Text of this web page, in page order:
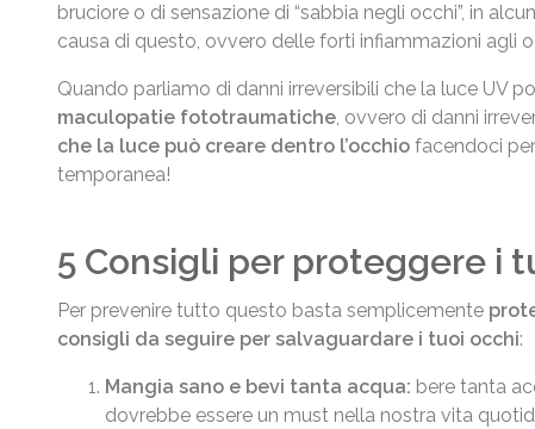
bruciore o di sensazione di “sabbia negli occhi”, in
causa di questo, ovvero delle forti infiammazioni agli
Quando parliamo di danni irreversibili che la luce UV
maculopatie fototraumatiche, ovvero di danni
che la luce può creare dentro l’occhio facendoci
temporanea!
5 Consigli per proteggere i
Per prevenire tutto questo basta semplicemente
consigli da seguire per salvaguardare i tuoi occhi:
Mangia sano e bevi tanta acqua: bere tanta
dovrebbe essere un must nella nostra vita